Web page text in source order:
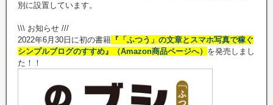
別に設置しています。
\\\ お知らせ ///
2022年6月30日に初の書籍 『「ふつう」の文章とスマホ写真で稼ぐ
シンプルブログのすすめ』（Amazon商品ページへ） を発売しまし
た！！